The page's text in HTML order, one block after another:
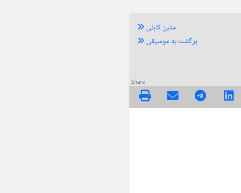
متین کابلی
برگشت به موسیقی
Share